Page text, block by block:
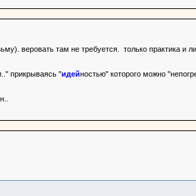
веровать там не требуется. только практика и
прикрываясь "идейностью" которого можно